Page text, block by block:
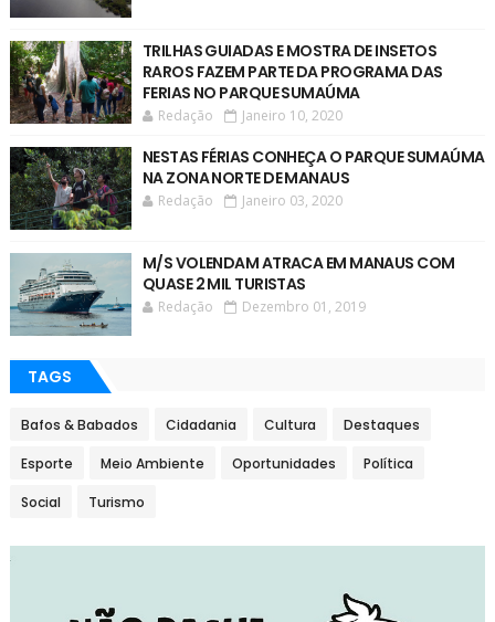
TRILHAS GUIADAS E MOSTRA DE INSETOS
RAROS FAZEM PARTE DA PROGRAMA DAS
FERIAS NO PARQUE SUMAÚMA
Redação Janeiro 10, 2020
NESTAS FÉRIAS CONHEÇA O PARQUE SUMAÚMA
NA ZONA NORTE DE MANAUS
Redação Janeiro 03, 2020
M/S VOLENDAM ATRACA EM MANAUS COM
QUASE 2 MIL TURISTAS
Redação Dezembro 01, 2019
TAGS
Bafos & Babados Cidadania Cultura Destaques
Esporte Meio Ambiente Oportunidades Política
Social Turismo